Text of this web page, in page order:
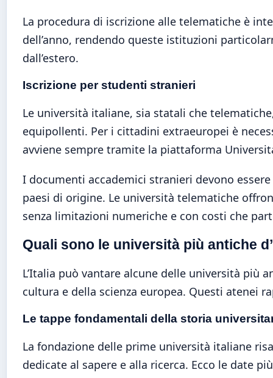
La procedura di iscrizione alle telematiche è
dell’anno, rendendo queste istituzioni
dall’estero.
Iscrizione per studenti stranieri
Le università italiane, sia statali che
equipollenti. Per i cittadini extraeuropei è
avviene sempre tramite la piattaforma
I documenti accademici stranieri devono
paesi di origine. Le università telematiche
senza limitazioni numeriche e con costi che
Quali sono le università più antiche
L’Italia può vantare alcune delle università
cultura e della scienza europea. Questi atenei
Le tappe fondamentali della storia
La fondazione delle prime università italiane
dedicate al sapere e alla ricerca. Ecco le date